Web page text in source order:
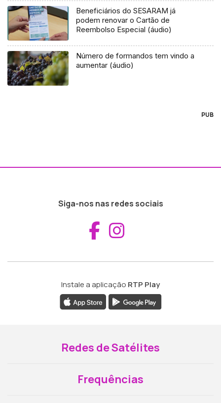
Beneficiários do SESARAM já
podem renovar o Cartão de
Reembolso Especial (áudio)
Número de formandos tem vindo a
aumentar (áudio)
PUB
Siga-nos nas redes sociais
Aceder ao
Instale a aplicação RTP Play
Redes de Satélites
Frequências